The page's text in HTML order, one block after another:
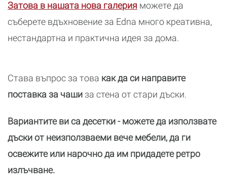
Затова в нашата нова галерия можете да
съберете вдъхновение за Edna много креативна,
нестандартна и практична идея за дома.
Става въпрос за това как да си направите
поставка за чаши за стена от стари дъски.
Вариантите ви са десетки - можете да използвате
дъски от неизползваеми вече мебели, да ги
освежите или нарочно да им придадете ретро
излъчване.